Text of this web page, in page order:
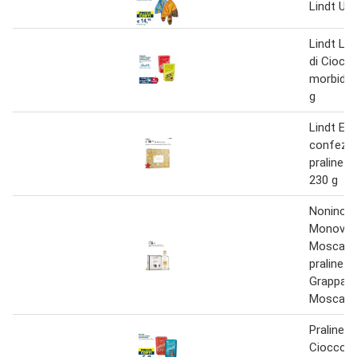
Lindt
Lindt
di
morbido
g
Lindt
praline
230 g
Nonino
praline
Grappa
Praline Di